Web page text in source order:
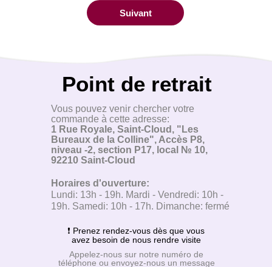
Suivant
Point de retrait
Horaires d'ouverture:
Lundi: 13h - 19h. Mardi - Vendredi: 10h -
19h. Samedi: 10h - 17h. Dimanche: fermé
Appelez-nous sur notre numéro de
téléphone ou envoyez-nous un message
Vous pouvez venir chercher votre
commande à cette adresse:
1 Rue Royale, Saint-Cloud, "Les
Bureaux de la Colline", Accès P8,
niveau -2, section P17, local № 10,
92210 Saint-Cloud
❗ Prenez rendez-vous dès que vous
avez besoin de nous rendre visite